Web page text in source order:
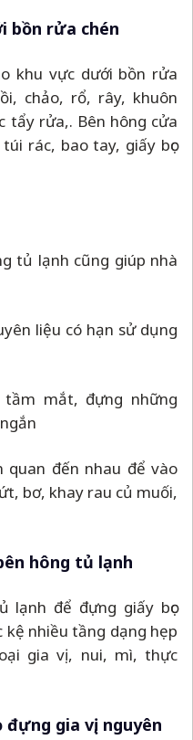
bồn rửa chén
khu vực dưới bồn rửa
chảo, rổ, rây, khuôn
tẩy rửa,. Bên hông cửa
rác, bao tay, giấy bọc
tủ lạnh cũng giúp nhà
liệu có hạn sử dụng
mắt, đựng những
đến nhau để vào
bơ, khay rau củ muối,
hông tủ lạnh
lạnh để đựng giấy bọc
nhiều tầng dạng hẹp
gia vị, nui, mì, thực
gia vị, nguyên